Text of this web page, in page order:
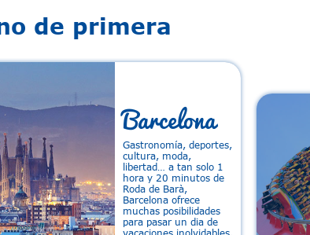
de primera
Barcelona
Gastronomía, deportes,
cultura, moda,
libertad… a tan solo 1
hora y 20 minutos de
Roda de Barà,
Barcelona ofrece
muchas posibilidades
para pasar un dia de